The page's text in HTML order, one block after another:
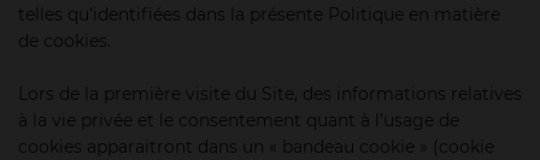
telles qu’identifiées dans la présente Politique en matière
de cookies.
Lors de la première visite du Site, des informations relatives
à la vie privée et le consentement quant à l’usage de
cookies apparaitront dans un « bandeau cookie » (cookie